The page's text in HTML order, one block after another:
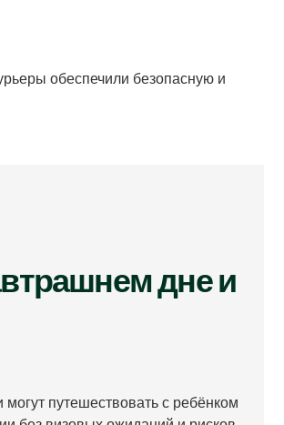
обеспечили безопасную и
дне и
могут путешествовать с ребёнком